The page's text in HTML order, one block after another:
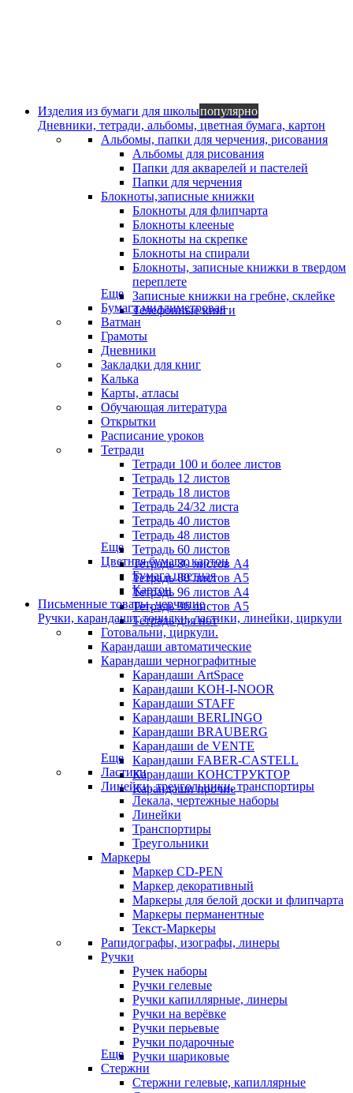
Изделия из бумаги для школыпопулярно
Дневники, тетради, альбомы, цветная бумага, картон
Альбомы, папки для черчения, рисования
Альбомы для рисования
Папки для акварелей и пастелей
Папки для черчения
Блокноты,записные книжки
Блокноты для флипчарта
Блокноты клееные
Блокноты на скрепке
Блокноты на спирали
Блокноты, записные книжки в твердом
переплете
Записные книжки на гребне, склейке
Телефонные книги
Еще
Бумага миллиметровая
Ватман
Грамоты
Дневники
Закладки для книг
Калька
Карты, атласы
Обучающая литература
Открытки
Расписание уроков
Тетради
Тетради 100 и более листов
Тетрадь 12 листов
Тетрадь 18 листов
Тетрадь 24/32 листа
Тетрадь 40 листов
Тетрадь 48 листов
Тетрадь 60 листов
Тетрадь 80 листов А4
Тетрадь 80 листов А5
Тетрадь 96 листов А4
Тетрадь 96 листов А5
Тетрадь для нот
Еще
Цветная бумага, картон
Бумага цветная
Картон
Письменные товары, черчение
Ручки, карандаши, точилки, ластики, линейки, циркули
Готовальни, циркули.
Карандаши автоматические
Карандаши чернографитные
Карандаши ArtSpace
Карандаши KOH-I-NOOR
Карандаши STAFF
Карандаши BERLINGO
Карандаши BRAUBERG
Карандаши de VENTE
Карандаши FABER-CASTELL
Карандаши КОНСТРУКТОР
Карандаши прочие
Еще
Ластики
Линейки, треугольники, транспортиры
Лекала, чертежные наборы
Линейки
Транспортиры
Треугольники
Маркеры
Маркер CD-PEN
Маркер декоративный
Маркеры для белой доски и флипчарта
Маркеры перманентные
Текст-Маркеры
Рапидографы, изографы, линеры
Ручки
Ручек наборы
Ручки гелевые
Ручки капиллярные, линеры
Ручки на верёвке
Ручки перьевые
Ручки подарочные
Ручки шариковые
Еще
Стержни
Стержни гелевые, капиллярные